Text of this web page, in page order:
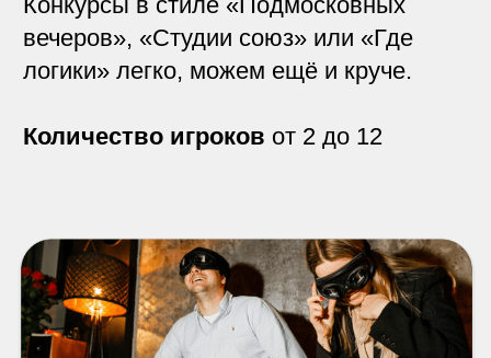
как она есть
Количество игроковот 2 до 4